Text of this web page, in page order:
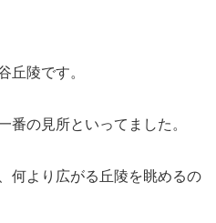
丘陵です。
番の見所といってました。
何より広がる丘陵を眺めるの